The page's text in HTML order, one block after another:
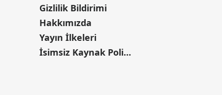
Gizlilik Bildirimi
Hakkımızda
Yayın İlkeleri
İsimsiz Kaynak Politikası